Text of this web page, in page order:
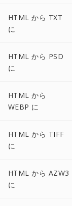
HTML から TXT
に
HTML から PSD
に
HTML から
WEBP に
HTML から TIFF
に
HTML から AZW3
に